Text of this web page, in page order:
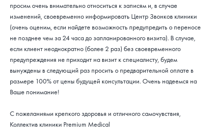
просим очень внимательно относиться к записям и, в случае
изменений, своевременно информировать Центр Звонков клиники
(очень оценим, если найдете возможность предупредить о переносе
не позднее чем за 24 часа до запланированного визита). В случае,
если клиент неоднократно (более 2 раз) без своевременного
предупреждения не приходит на визит к специалисту, будем
вынуждены в следующий раз просить о предварительной оплате в
размере 100% от цены будущей консультации. Очень надеемся на
Ваше понимание!
С пожеланиями крепкого здоровья и отличного самочувствия,
Коллектив клиники Premium Medical